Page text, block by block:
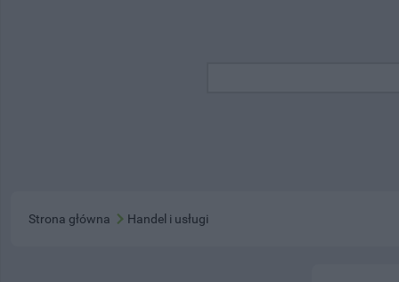
Strona główna Handel i usługi